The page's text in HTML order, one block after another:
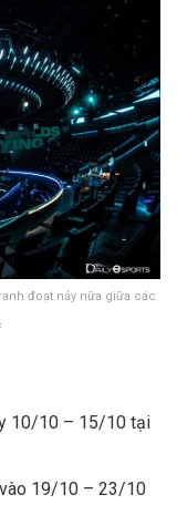
đoạt nảy nữa giữa các
10/10 – 15/10 tại
19/10 – 23/10